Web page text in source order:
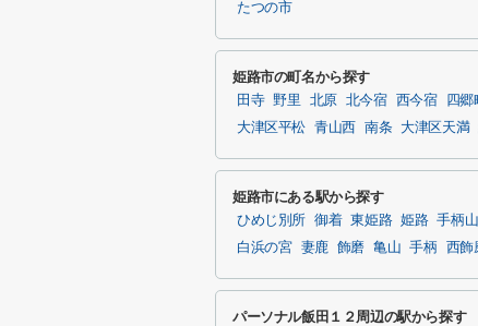
たつの市
姫路市の町名から探す
田寺 野里 北原 北今宿 西今宿 四郷
大津区平松 青山西 南条 大津区天満
姫路市にある駅から探す
ひめじ別所 御着 東姫路 姫路 手柄
白浜の宮
妻鹿 飾磨 亀山 手柄 西飾
パーソナル飯田１２周辺の駅から探す